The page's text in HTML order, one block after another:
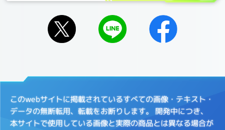
このwebサイトに掲載されているすべての画像・テキスト・
データの無断転用、転載をお断りします。 開発中につき、
本サイトで使用している画像と実際の商品とは異なる場合が